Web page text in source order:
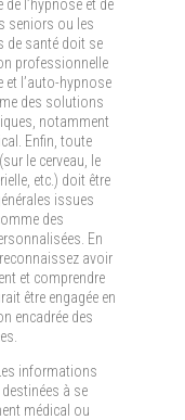
l’hypnose et de
seniors ou les
de santé doit se
professionnelle
et l’auto-hypnose
des solutions
notamment
Enfin, toute
le cerveau, le
etc.) doit être
issues
des
En
avoir
et comprendre
être engagée en
encadrée des
informations
à se
médical ou